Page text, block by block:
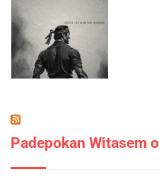
Padepokan Witasem